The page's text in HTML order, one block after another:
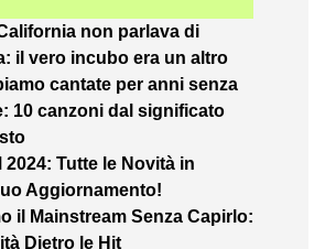
non parlava di
il vero incubo era un altro
cantate per anni senza
10 canzoni dal significato
2024: Tutte le Novità in
Aggiornamento!
il Mainstream Senza Capirlo:
Dietro le Hit